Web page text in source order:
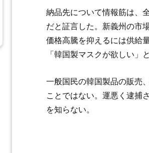
納品先について情報筋は、
だと証言した。新義州の市
価格高騰を抑えるには供給
「韓国製マスクが欲しい」
一般国民の韓国製品の販売
ことではない。運悪く逮捕
を知らない。